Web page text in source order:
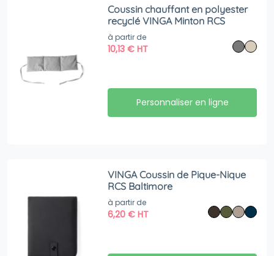
Coussin chauffant en polyester
recyclé VINGA Minton RCS
à partir de
10,13€ HT
Personnaliser en ligne
VINGA Coussin de Pique-Nique
RCS Baltimore
à partir de
6,20€ HT